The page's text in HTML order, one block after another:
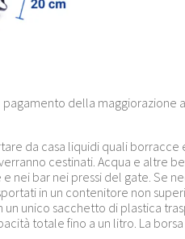
della maggiorazione
da casa liquidi quali borracce
cestinati. Acqua e altre
nei bar nei pressi del gate. Se
in un contenitore non
unico sacchetto di plastica
totale fino a un litro. La